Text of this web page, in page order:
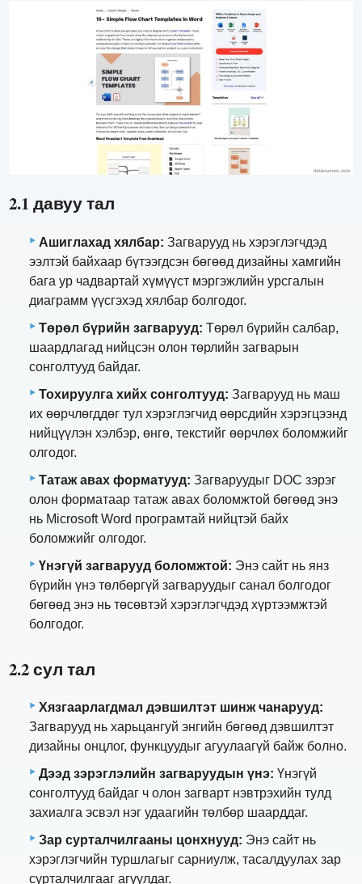
2.1 давуу тал
Ашиглахад хялбар: Загварууд нь хэрэглэгчдэд
ээлтэй байхаар бүтээгдсэн бөгөөд дизайны хамгийн
бага ур чадвартай хүмүүст мэргэжлийн урсгалын
диаграмм үүсгэхэд хялбар болгодог.
Төрөл бүрийн загварууд: Төрөл бүрийн салбар,
шаардлагад нийцсэн олон төрлийн загварын
сонголтууд байдаг.
Тохируулга хийх сонголтууд: Загварууд нь маш
их өөрчлөгддөг тул хэрэглэгчид өөрсдийн хэрэгцээнд
нийцүүлэн хэлбэр, өнгө, текстийг өөрчлөх боломжийг
олгодог.
Татаж авах форматууд: Загваруудыг DOC зэрэг
олон форматаар татаж авах боломжтой бөгөөд энэ
нь Microsoft Word програмтай нийцтэй байх
боломжийг олгодог.
Үнэгүй загварууд боломжтой: Энэ сайт нь янз
бүрийн үнэ төлбөргүй загваруудыг санал болгодог
бөгөөд энэ нь төсөвтэй хэрэглэгчдэд хүртээмжтэй
болгодог.
2.2 сул тал
Хязгаарлагдмал дэвшилтэт шинж чанарууд:
Загварууд нь харьцангуй энгийн бөгөөд дэвшилтэт
дизайны онцлог, функцуудыг агуулаагүй байж болно.
Дээд зэрэглэлийн загваруудын үнэ: Үнэгүй
сонголтууд байдаг ч олон загварт нэвтрэхийн тулд
захиалга эсвэл нэг удаагийн төлбөр шаарддаг.
Зар сурталчилгааны цонхнууд: Энэ сайт нь
хэрэглэгчийн туршлагыг сарниулж, тасалдуулах зар
сурталчилгааг агуулдаг.